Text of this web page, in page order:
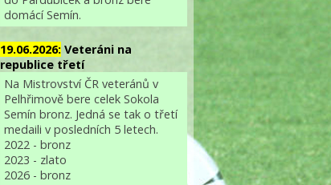
domácí Semín.
19.06.2026: Veteráni na
republice třetí
Na Mistrovství ČR veteránů v
Pelhřimově bere celek Sokola
Semín bronz. Jedná se tak o třetí
medaili v posledních 5 letech.
2022 - bronz
2023 - zlato
2026 - bronz